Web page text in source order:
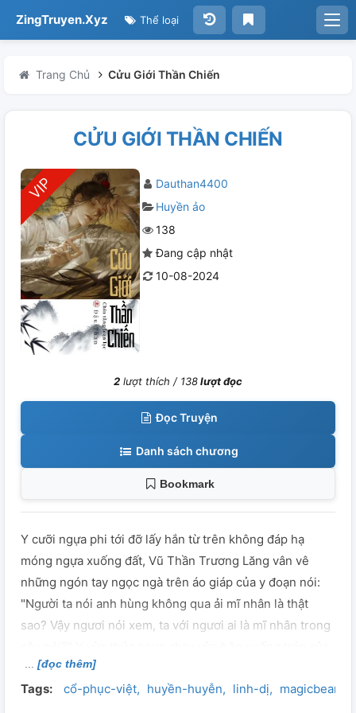
ZingTruyen.Xyz Thể loại
Trang Chủ Cửu Giới Thần Chiến
CỬU GIỚI THẦN CHIẾN
Dauthan4400
Huyền ảo
138
Đang cập nhật
10-08-2024
2 lượt thích / 138lượt đọc
Đọc Truyện
Danh sách chương
Bookmark
Y cưỡi ngựa phi tới đỡ lấy hắn từ trên không đáp hạ
móng ngựa xuống đất, Vũ Thần Trương Lăng vân vê
những ngón tay ngọc ngà trên áo giáp của y đoạn nói:
"Người ta nói anh hùng không qua ải mĩ nhân là thật
sao? Vậy ngươi nói xem, ta với ngươi ai là mĩ nhân trong
Vũ Thần Trương Lăng đoạn nói: "Ngươi chính là mĩ nhân
của ta." Hắn cười đoạn kéo hắn ta xuống hôn lên môi
[đọc thêm]
Tags: cổ-phục-việt huyền-huyễn linh-dị magicbeans